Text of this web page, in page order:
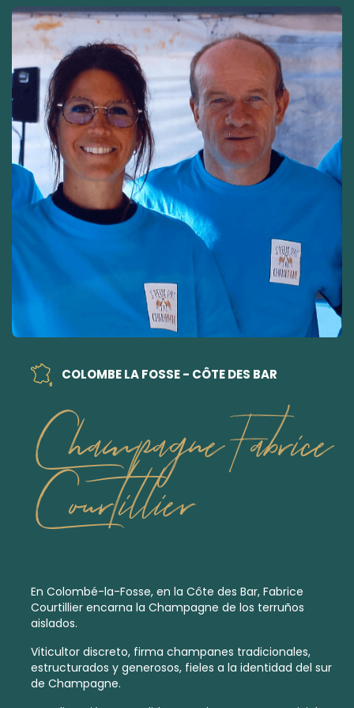
COLOMBE LA FOSSE - CÔTE DES BAR
Champagne Fabrice
Courtillier
En Colombé-la-Fosse, en la Côte des Bar, Fabrice
Courtillier encarna la Champagne de los terruños
aislados.
Viticultor discreto, firma champanes tradicionales,
estructurados y generosos, fieles a la identidad del sur
de Champagne.